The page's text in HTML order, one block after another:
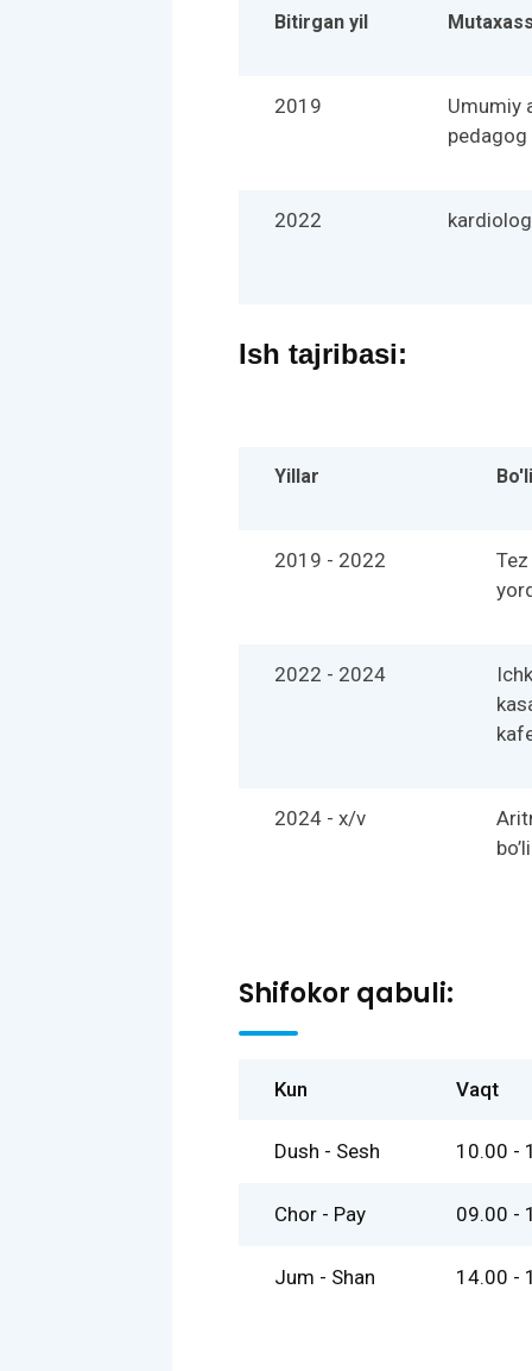
Bitirgan yil
2019
Umumiy
pedagog
2022 kardiolog
Ish tajribasi:
Yillar
2019 - 2022
2022 - 2024
2024 - x/v
Shifokor qabuli:
Kun Vaqt
Dush - Sesh 10.00 -
Chor - Pay 09.00 -
Jum - Shan 14.00 -